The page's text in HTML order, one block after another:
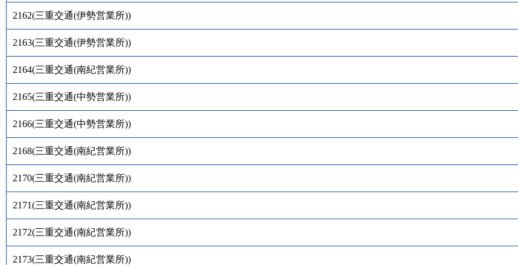
2162(三重交通(伊勢営業所))
2163(三重交通(伊勢営業所))
2164(三重交通(南紀営業所))
2165(三重交通(中勢営業所))
2166(三重交通(中勢営業所))
2168(三重交通(南紀営業所))
2170(三重交通(南紀営業所))
2171(三重交通(南紀営業所))
2172(三重交通(南紀営業所))
2173(三重交通(南紀営業所))